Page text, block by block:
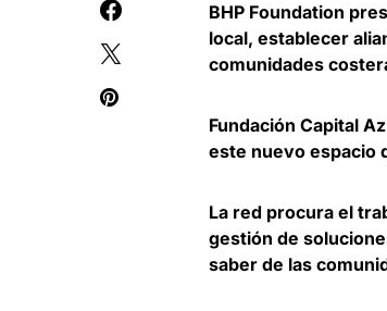
BHP Foundation
local, establecer
comunidades
Fundación Capital
este nuevo espacio
La red procura el
gestión de
saber de las